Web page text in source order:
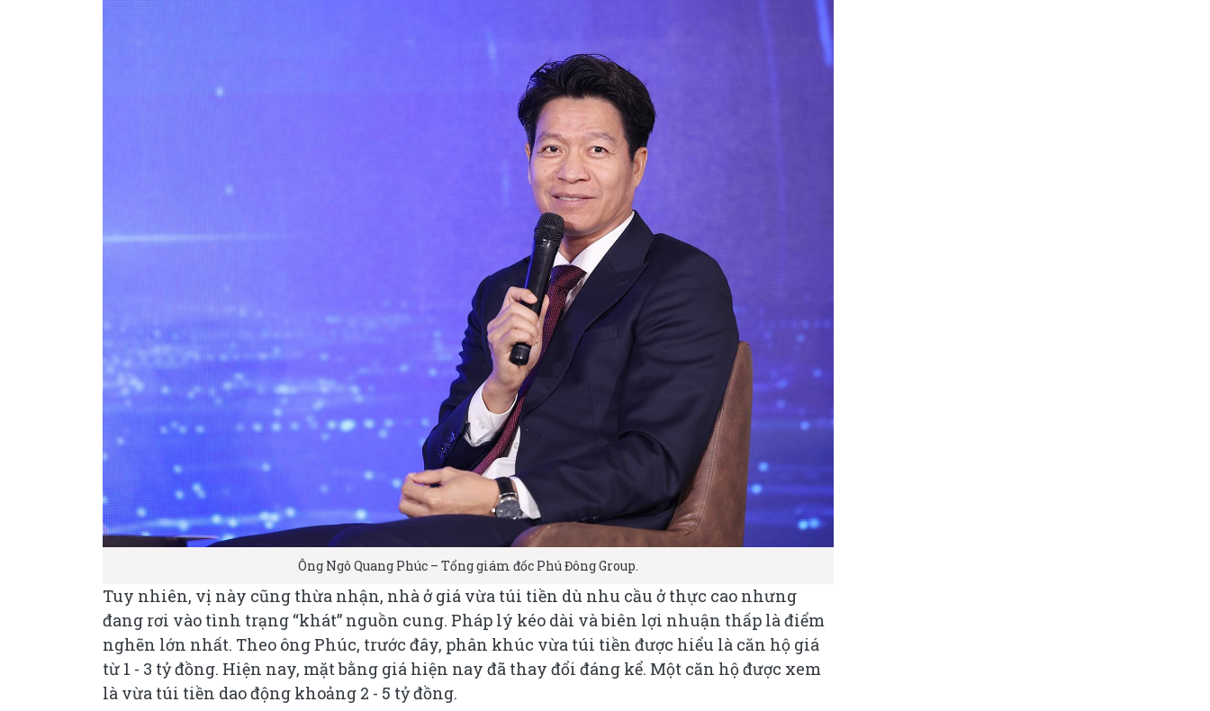
Ông Ngô Quang Phúc – Tổng giám đốc Phú Đông Group.
Tuy nhiên, vị này cũng thừa nhận, nhà ở giá vừa túi tiền dù nhu cầu ở thực cao nhưng
đang rơi vào tình trạng “khát” nguồn cung. Pháp lý kéo dài và biên lợi nhuận thấp là điểm
nghẽn lớn nhất. Theo ông Phúc, trước đây, phân khúc vừa túi tiền được hiểu là căn hộ giá
từ 1 - 3 tỷ đồng. Hiện nay, mặt bằng giá hiện nay đã thay đổi đáng kể. Một căn hộ được xem
là vừa túi tiền dao động khoảng 2 - 5 tỷ đồng.